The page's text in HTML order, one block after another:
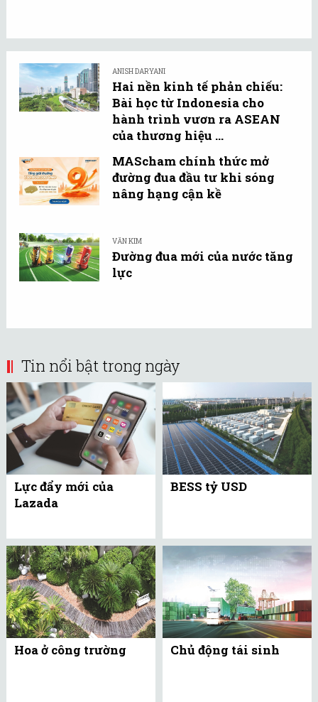
ANISH DARYANI
Hai nền kinh tế phản chiếu:
Bài học từ Indonesia cho
hành trình vươn ra ASEAN
của thương hiệu ...
MAScham chính thức mở
đường đua đầu tư khi sóng
nâng hạng cận kề
VĂN KIM
Đường đua mới của nước tăng
lực
Tin nổi bật trong ngày
Lực đẩy mới của
Lazada
BESS tỷ USD
Hoa ở công trường Chủ động tái sinh